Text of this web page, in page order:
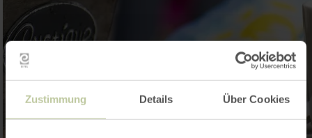
Zustimmung Details Über Cookies